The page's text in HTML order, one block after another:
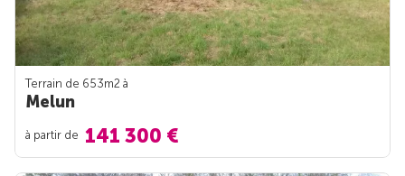
Terrain de 653m2 à
Melun
à partir de 141 300 €